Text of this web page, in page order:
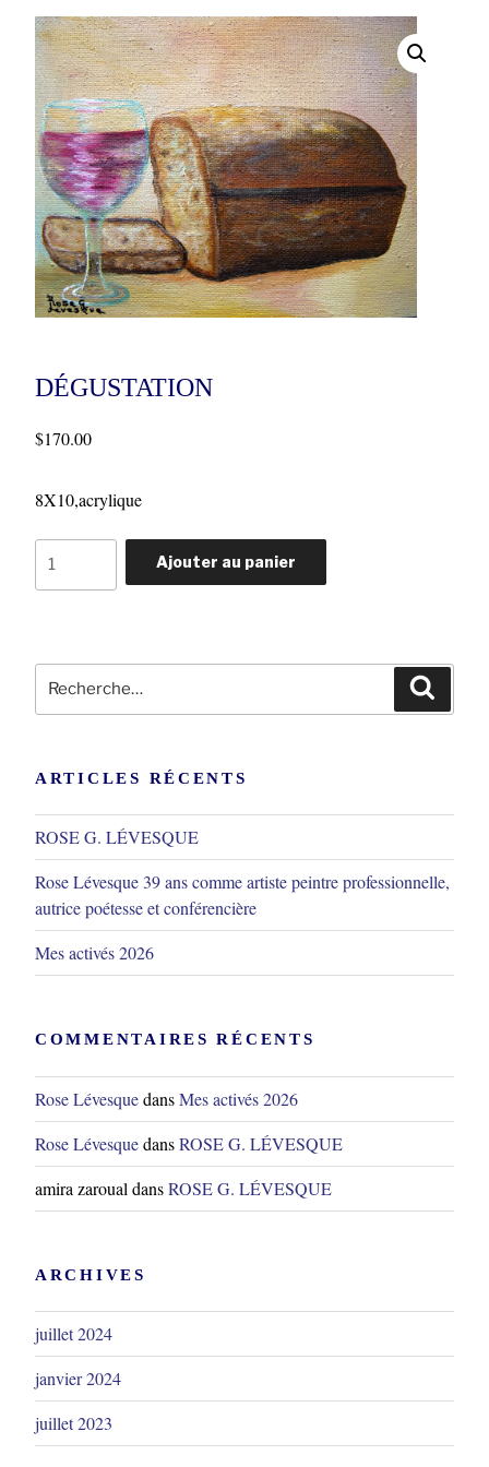
DÉGUSTATION
$170.00
8X10,acrylique
de
Ajouter au panier
Recherche
pour
ARTICLES RÉCENTS
ROSE G. LÉVESQUE
Rose Lévesque 39 ans comme artiste peintre professionnelle,
autrice poétesse et conférencière
Mes activés 2026
COMMENTAIRES RÉCENTS
Rose LévesquedansMes activés 2026
Rose LévesquedansROSE G. LÉVESQUE
amira zaroual dansROSE G. LÉVESQUE
ARCHIVES
juillet 2024
janvier 2024
juillet 2023